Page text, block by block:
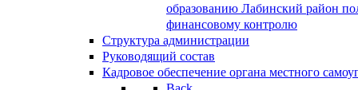
образованию Лабинский район
финансовому контролю
Структура администрации
Руководящий состав
Кадровое обеспечение органа местного